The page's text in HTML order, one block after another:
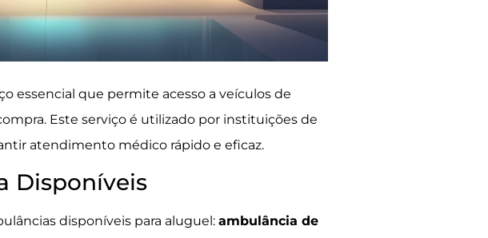
essencial que permite acesso a veículos de
Este serviço é utilizado por instituições de
atendimento médico rápido e eficaz.
Disponíveis
disponíveis para aluguel:ambulância de